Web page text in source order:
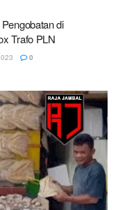
di
Trafo PLN
0